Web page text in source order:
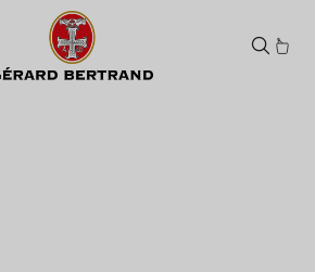
Découvrir les vins du Languedoc - Box